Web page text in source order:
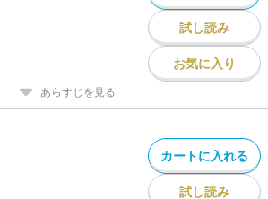
試し読み
お気に入り
あらすじを見る
カートに入れる
試し読み